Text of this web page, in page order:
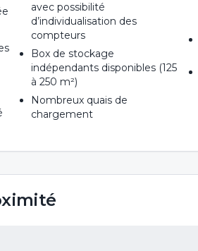
avec possibilité
d’individualisation des
compteurs
Box de stockage
indépendants disponibles (125
à 250 m²)
Nombreux quais de
chargement